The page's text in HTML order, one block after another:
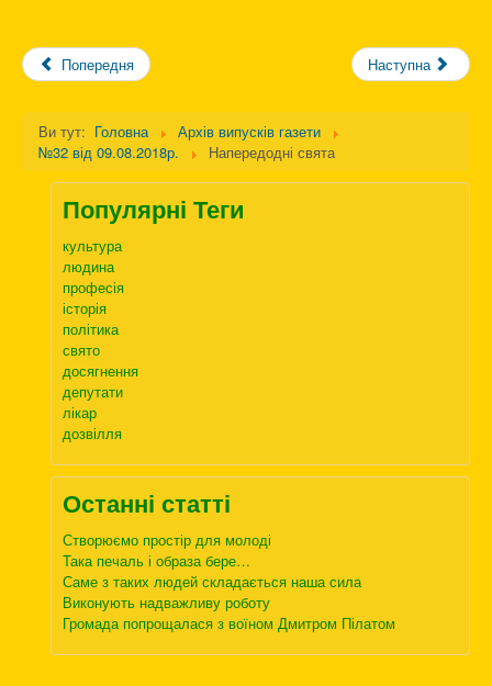
Попередня Наступна
Ви тут: Головна
Архів випусків газети
№32 від 09.08.2018р.
Напередодні свята
Популярні Теги
культура
людина
професія
історія
політика
свято
досягнення
депутати
лікар
дозвілля
Останні статті
Створюємо простір для молоді
Така печаль і образа бере…
Саме з таких людей складається наша сила
Виконують надважливу роботу
Громада попрощалася з воїном Дмитром Пілатом